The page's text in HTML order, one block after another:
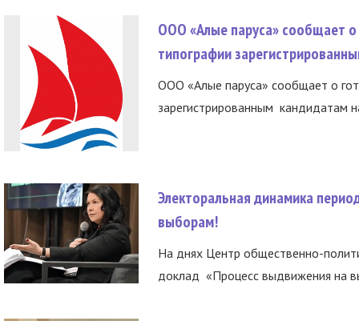
ООО «Алые паруса» сообщает о
типографии
ООО «Алые паруса» сообщает о
зарегистрированным кандидатам
Электоральная динамика
выборам!
На днях Центр общественно-
доклад «Процесс выдвижения на